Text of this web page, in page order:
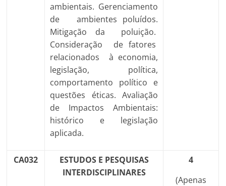
ambientais. Gerenciamento
de ambientes poluídos.
Mitigação da poluição.
Consideração de fatores
relacionados à economia,
legislação, política,
comportamento político e
questões éticas. Avaliação
de Impactos Ambientais:
histórico e legislação
aplicada.
CA032
ESTUDOS E PESQUISAS
INTERDISCIPLINARES
4
(Apenas